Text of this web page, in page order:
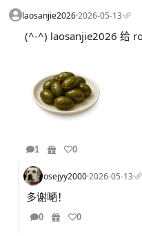
laosanjie2026·2026-05-13·
(^-^) laosanjie2026 给
1 0
rosejyy2000·2026-05-13·
多谢嗮！
0 0